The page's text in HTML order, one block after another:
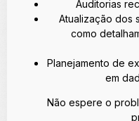
Auditorias
Atualização dos
como
Planejamento de
em
Não espere o